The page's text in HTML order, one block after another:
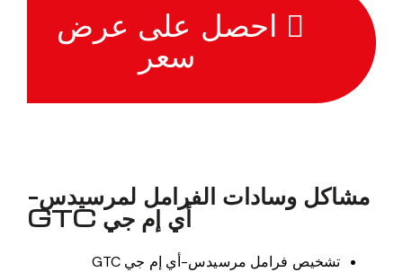
احصل على عرض
سعر
مشاكل وسادات الفرامل لمرسيدس-
أي إم جي GTC
تشخيص فرامل مرسيدس-أي إم جي GTC